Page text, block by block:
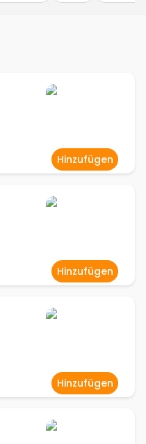
Hinzufügen
Hinzufügen
Hinzufügen